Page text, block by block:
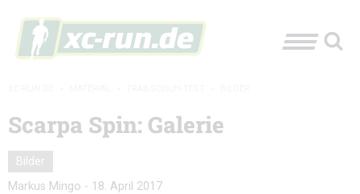
Scarpa Spin: Galerie
Bilder
Markus Mingo - 18. April 2017